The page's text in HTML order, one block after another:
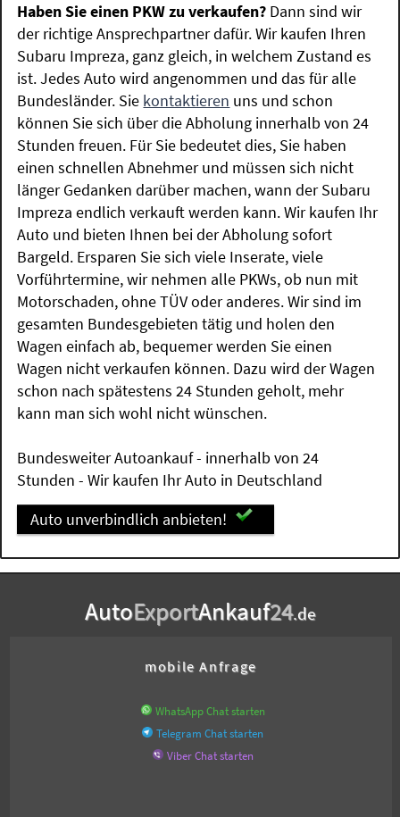
Haben Sie einen PKW zu verkaufen? Dann sind wir
der richtige Ansprechpartner dafür. Wir kaufen Ihren
Subaru Impreza, ganz gleich, in welchem Zustand es
ist. Jedes Auto wird angenommen und das für alle
Bundesländer. Sie kontaktieren uns und schon
können Sie sich über die Abholung innerhalb von 24
Stunden freuen. Für Sie bedeutet dies, Sie haben
einen schnellen Abnehmer und müssen sich nicht
länger Gedanken darüber machen, wann der Subaru
Impreza endlich verkauft werden kann. Wir kaufen Ihr
Auto und bieten Ihnen bei der Abholung sofort
Bargeld. Ersparen Sie sich viele Inserate, viele
Vorführtermine, wir nehmen alle PKWs, ob nun mit
Motorschaden, ohne TÜV oder anderes. Wir sind im
gesamten Bundesgebieten tätig und holen den
Wagen einfach ab, bequemer werden Sie einen
Wagen nicht verkaufen können. Dazu wird der Wagen
schon nach spätestens 24 Stunden geholt, mehr
kann man sich wohl nicht wünschen.
Bundesweiter Autoankauf - innerhalb von 24
Stunden - Wir kaufen Ihr Auto in Deutschland
Auto unverbindlich anbieten!
AutoExportAnkauf24.de
mobile Anfrage
WhatsApp Chat starten
Telegram Chat starten
Viber Chat starten